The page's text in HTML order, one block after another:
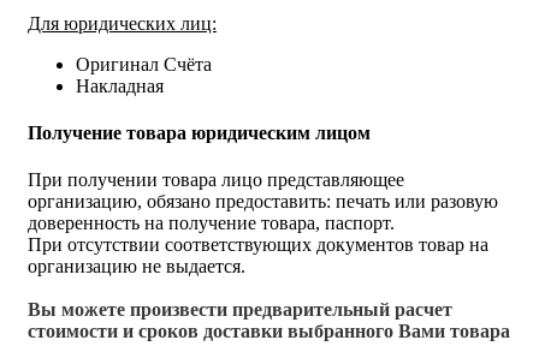
Для юридических лиц:
Оригинал Счёта
Накладная
Получение товара юридическим лицом
При получении товара лицо представляющее
организацию, обязано предоставить: печать или разовую
доверенность на получение товара, паспорт.
При отсутствии соответствующих документов товар на
организацию не выдается.
Вы можете произвести предварительный расчет
стоимости и сроков доставки выбранного Вами товара